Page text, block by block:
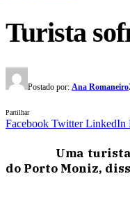
Turista
Postado por: Ana Romaneiro
Partilhar
Facebook Twitter LinkedIn
Uma
do Porto Moniz,